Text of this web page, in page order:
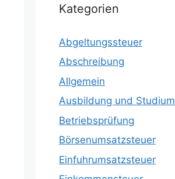
Kategorien
Abgeltungssteuer
Abschreibung
Allgemein
Ausbildung und Studium
Betriebsprüfung
Börsenumsatzsteuer
Einfuhrumsatzsteuer